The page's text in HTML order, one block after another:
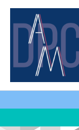
Aller